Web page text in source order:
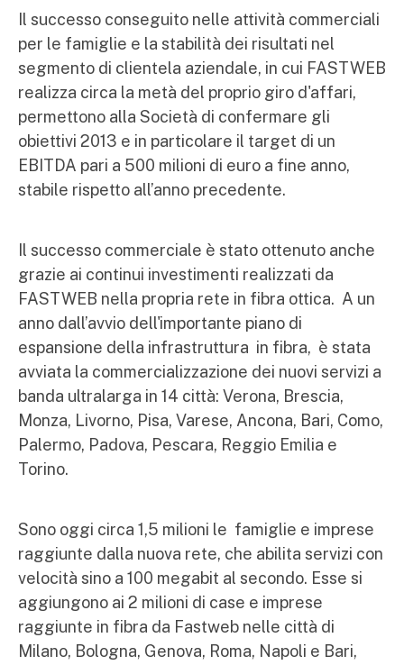
Il successo conseguito nelle attività commerciali
per le famiglie e la stabilità dei risultati nel
segmento di clientela aziendale, in cui FASTWEB
realizza circa la metà del proprio giro d'affari,
permettono alla Società di confermare gli
obiettivi 2013 e in particolare il target di un
EBITDA pari a 500 milioni di euro a fine anno,
stabile rispetto all’anno precedente.
Il successo commerciale è stato ottenuto anche
grazie ai continui investimenti realizzati da
FASTWEB nella propria rete in fibra ottica. A un
anno dall’avvio dell'importante piano di
espansione della infrastruttura in fibra, è stata
avviata la commercializzazione dei nuovi servizi a
banda ultralarga in 14 città: Verona, Brescia,
Monza, Livorno, Pisa, Varese, Ancona, Bari, Como,
Palermo, Padova, Pescara, Reggio Emilia e
Torino.
Sono oggi circa 1,5 milioni le famiglie e imprese
raggiunte dalla nuova rete, che abilita servizi con
velocità sino a 100 megabit al secondo. Esse si
aggiungono ai 2 milioni di case e imprese
raggiunte in fibra da Fastweb nelle città di
Milano, Bologna, Genova, Roma, Napoli e Bari,